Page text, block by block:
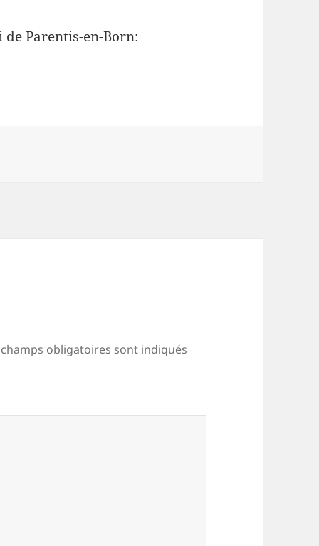
Parentis-en-Born:
champs obligatoires sont indiqués